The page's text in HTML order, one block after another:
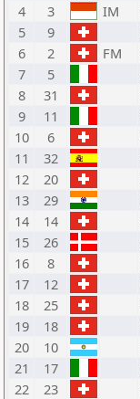
4
3 IM
5
9
6
2 FM
7
5
8
31
9
11
10
6
11
32
12
20
13
29
14
14
15
26
16
8
17
12
18
25
19
18
20
10
21
17
22
23